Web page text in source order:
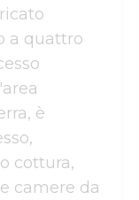
a quattro
è
cottura,
camere da